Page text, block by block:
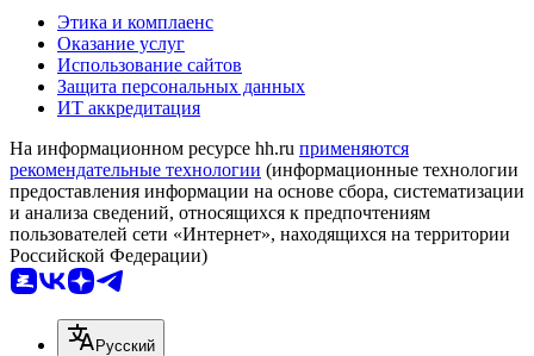
Этика и комплаенс
Оказание услуг
Использование сайтов
Защита персональных данных
ИТ аккредитация
На информационном ресурсе hh.ru применяются
рекомендательные технологии (информационные технологии
предоставления информации на основе сбора, систематизации
и анализа сведений, относящихся к предпочтениям
пользователей сети «Интернет», находящихся на территории
Российской Федерации)
Русский